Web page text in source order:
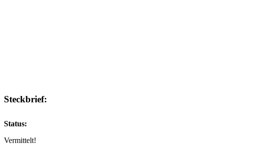
Steckbrief:
Status:
Vermittelt!